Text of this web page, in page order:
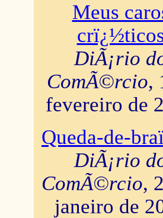
Meus
DiÃ¡rio
ComÃ©rcio,
fevereiro de
Queda-de-
DiÃ¡rio
ComÃ©rcio,
janeiro de